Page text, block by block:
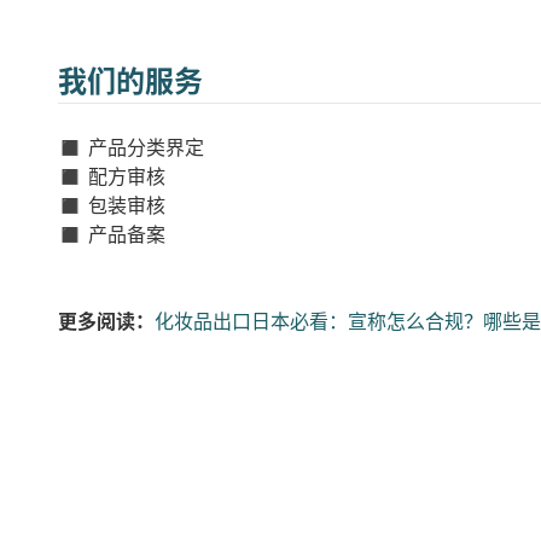
我们的服务
◼️ 产品分类界定
◼️ 配方审核
◼️ 包装审核
◼️ 产品备案
更多阅读： 化妆品出口日本必看：宣称怎么合规？哪些